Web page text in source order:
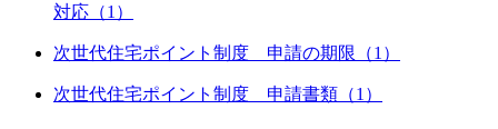
対応（1）
次世代住宅ポイント制度 申請の期限（1）
次世代住宅ポイント制度 申請書類（1）